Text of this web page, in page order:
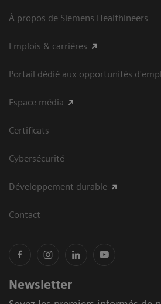
À propos de Siemens Healthineers
Emplois & carrières
Portail dédié aux opportunités
Espace média
Certificats
Cybersécurité
Développement durable
Contact
Newsletter